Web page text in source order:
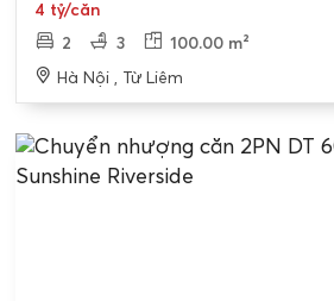
4 tỷ/căn
2
3 100.00 m²
Hà Nội , Từ Liêm